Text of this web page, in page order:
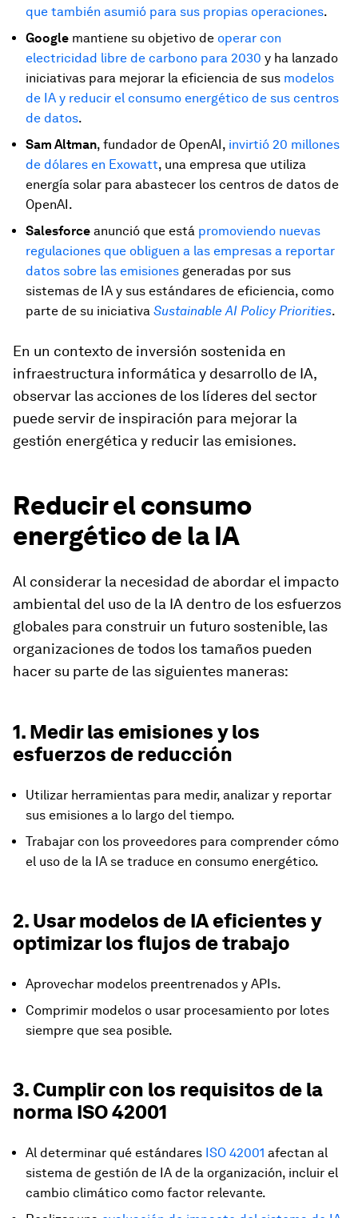
que también asumió para sus propias operaciones.
Google mantiene su objetivo de operar con
electricidad libre de carbono para 2030 y ha lanzado
iniciativas para mejorar la eficiencia de sus modelos
de IA y reducir el consumo energético de sus centros
de datos.
Sam Altman, fundador de OpenAI, invirtió 20 millones
de dólares en Exowatt, una empresa que utiliza
energía solar para abastecer los centros de datos de
OpenAI.
Salesforce anunció que está promoviendo nuevas
regulaciones que obliguen a las empresas a reportar
datos sobre las emisiones generadas por sus
sistemas de IA y sus estándares de eficiencia, como
parte de su iniciativa Sustainable AI Policy Priorities.
En un contexto de inversión sostenida en
infraestructura informática y desarrollo de IA,
observar las acciones de los líderes del sector
puede servir de inspiración para mejorar la
gestión energética y reducir las emisiones.
Reducir el consumo
energético de la IA
Al considerar la necesidad de abordar el impacto
ambiental del uso de la IA dentro de los esfuerzos
globales para construir un futuro sostenible, las
organizaciones de todos los tamaños pueden
hacer su parte de las siguientes maneras:
1. Medir las emisiones y los
esfuerzos de reducción
Utilizar herramientas para medir, analizar y reportar
sus emisiones a lo largo del tiempo.
Trabajar con los proveedores para comprender cómo
el uso de la IA se traduce en consumo energético.
2. Usar modelos de IA eficientes y
optimizar los flujos de trabajo
Aprovechar modelos preentrenados y APIs.
Comprimir modelos o usar procesamiento por lotes
siempre que sea posible.
3. Cumplir con los requisitos de la
norma ISO 42001
Al determinar qué estándares ISO 42001 afectan al
sistema de gestión de IA de la organización, incluir el
cambio climático como factor relevante.